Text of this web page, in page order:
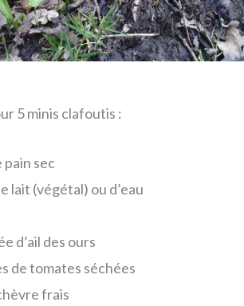
5 minis clafoutis :
pain sec
lait (végétal) ou d’eau
d’ail des ours
de tomates séchées
frais